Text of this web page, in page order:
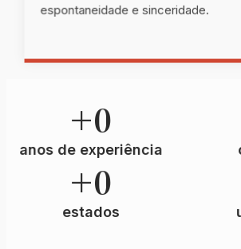
espontaneidade e sinceridade.
anos de experiência
+0
estados
+0